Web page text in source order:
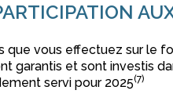
que vous effectuez sur le
garantis et sont investis
servi pour 2025(7)